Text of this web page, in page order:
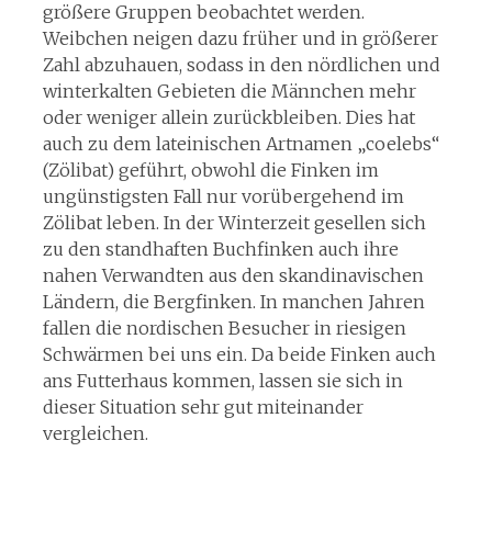
größere Gruppen beobachtet werden.
Weibchen neigen dazu früher und in größerer
Zahl abzuhauen, sodass in den nördlichen und
winterkalten Gebieten die Männchen mehr
oder weniger allein zurückbleiben. Dies hat
auch zu dem lateinischen Artnamen „coelebs“
(Zölibat) geführt, obwohl die Finken im
ungünstigsten Fall nur vorübergehend im
Zölibat leben. In der Winterzeit gesellen sich
zu den standhaften Buchfinken auch ihre
nahen Verwandten aus den skandinavischen
Ländern, die Bergfinken. In manchen Jahren
fallen die nordischen Besucher in riesigen
Schwärmen bei uns ein. Da beide Finken auch
ans Futterhaus kommen, lassen sie sich in
dieser Situation sehr gut miteinander
vergleichen.